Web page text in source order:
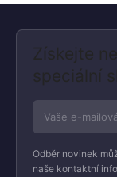
Získejte
speciální
Odběr novinek
naše kontaktní